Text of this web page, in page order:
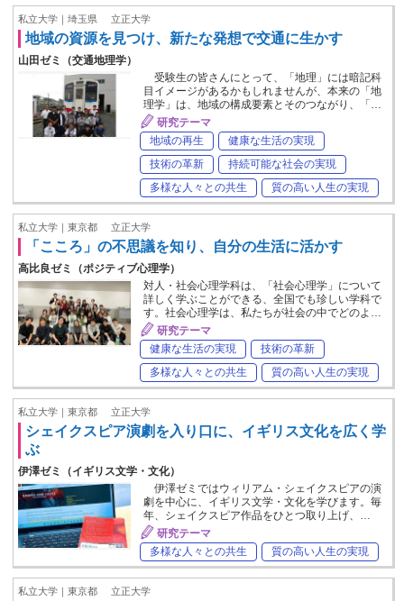
私立大学｜埼玉県 立正大学
地域の資源を見つけ、新たな発想で交通に生かす
山田ゼミ（交通地理学）
受験生の皆さんにとって、「地理」には暗記科
目イメージがあるかもしれませんが、本来の「地
理学」は、地域の構成要素とそのつながり、「…
研究テーマ
地域の再生
健康な生活の実現
技術の革新
持続可能な社会の実現
多様な人々との共生
質の高い人生の実現
私立大学｜東京都 立正大学
「こころ」の不思議を知り、自分の生活に活かす
高比良ゼミ（ポジティブ心理学）
対人・社会心理学科は、「社会心理学」について
詳しく学ぶことができる、全国でも珍しい学科で
す。社会心理学は、私たちが社会の中でどのよ…
研究テーマ
健康な生活の実現
技術の革新
多様な人々との共生
質の高い人生の実現
私立大学｜東京都 立正大学
シェイクスピア演劇を入り口に、イギリス文化を広く学
ぶ
伊澤ゼミ（イギリス文学・文化）
伊澤ゼミではウィリアム・シェイクスピアの演
劇を中心に、イギリス文学・文化を学びます。毎
年、シェイクスピア作品をひとつ取り上げ、…
研究テーマ
多様な人々との共生
質の高い人生の実現
私立大学｜東京都 立正大学